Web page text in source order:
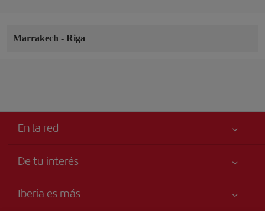
Marrakech - Riga
En la red
De tu interés
Accesibilidad
Iberia es más